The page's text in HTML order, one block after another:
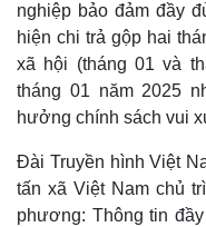
nghiệp bảo đảm đầy
hiện chi trả gộp hai
xã hội (tháng 01 và
tháng 01 năm 2025
hưởng chính sách vui
Đài Truyền hình Việt
tấn xã Việt Nam chủ
phương: Thông tin